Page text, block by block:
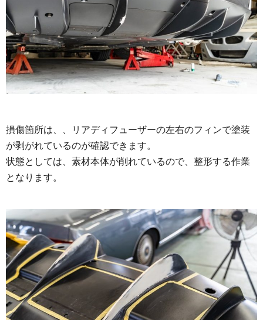
損傷箇所は、、リアディフューザーの左右のフィンで塗装
が剥がれているのが確認できます。
状態としては、素材本体が削れているので、整形する作業
となります。